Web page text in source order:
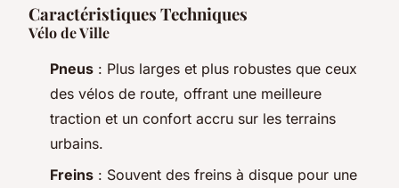
Caractéristiques Techniques
Vélo de Ville
Pneus : Plus larges et plus robustes que ceux
des vélos de route, offrant une meilleure
traction et un confort accru sur les terrains
urbains.
Freins : Souvent des freins à disque pour une